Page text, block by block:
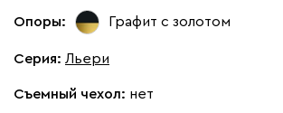
Дарте
Опоры: Графит с золотом
Серия: Льери
Съемный чехол: нет